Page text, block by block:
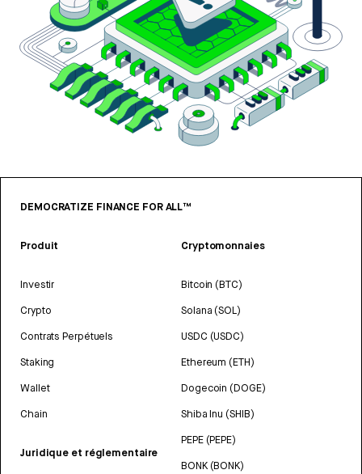
DEMOCRATIZE FINANCE FOR ALL™
Produit
Investir
Crypto
Contrats Perpétuels
Staking
Wallet
Chain
Juridique et réglementaire
Cryptomonnaies
Bitcoin (BTC)
Solana (SOL)
USDC (USDC)
Ethereum (ETH)
Dogecoin (DOGE)
Shiba Inu (SHIB)
PEPE (PEPE)
BONK (BONK)